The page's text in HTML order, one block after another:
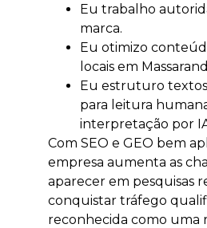
Eu trabalho
marca.
Eu otimizo
locais em
Eu estruturo textos
para leitura
interpretação por
Com SEO e GEO bem
empresa aumenta as
aparecer em pesquisas
conquistar tráfego
reconhecida como uma